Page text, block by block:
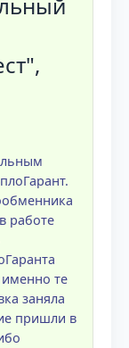
работе
те
заняла
пришли в